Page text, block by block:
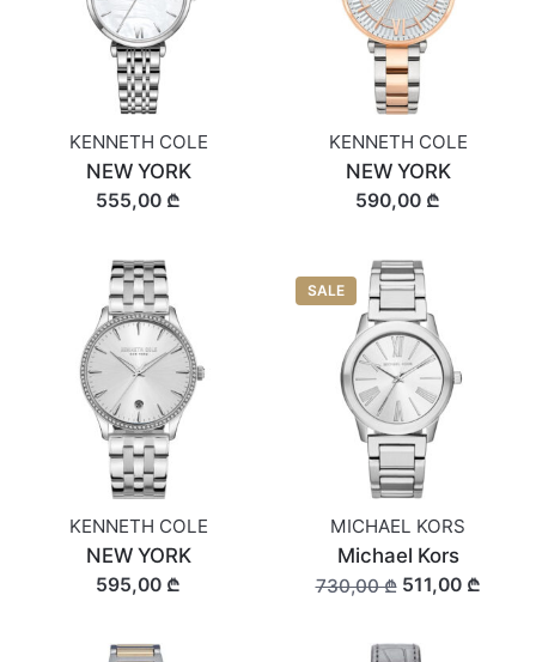
KENNETH COLE
NEW YORK
555,00 ₾
KENNETH COLE
NEW YORK
590,00 ₾
KENNETH COLE
NEW YORK
595,00 ₾
SALE
MICHAEL KORS
Michael Kors
730,00 ₾511,00 ₾